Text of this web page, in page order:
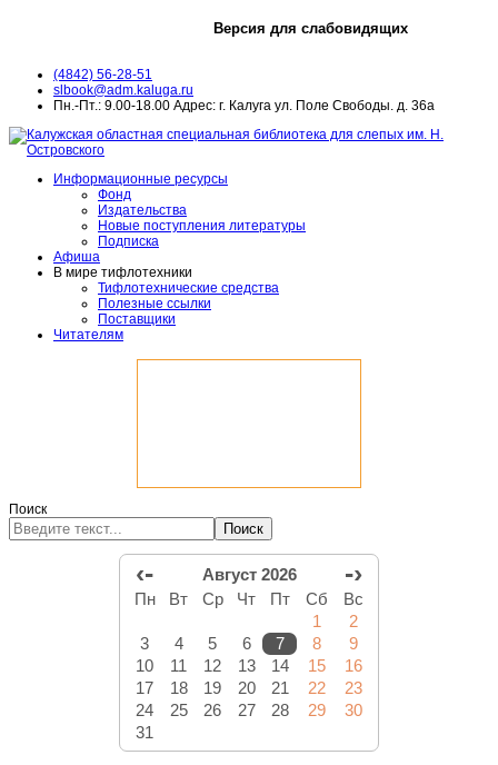
Версия для слабовидящих
(4842) 56-28-51
slbook@adm.kaluga.ru
Пн.-Пт.: 9.00-18.00 Адрес: г. Калуга ул. Поле Свободы. д. 36а
Информационные ресурсы
Фонд
Издательства
Новые поступления литературы
Подписка
Афиша
В мире тифлотехники
Тифлотехнические средства
Полезные ссылки
Поставщики
Читателям
Поиск
Поиск
‹- Август 2026 -›
Пн Вт Ср Чт Пт Сб
Вс
1
2
3
4 5 6 7 8
9
10
11 12 13 14 15
16
17
18 19 20 21 22
23
24
25 26 27 28 29
30
31